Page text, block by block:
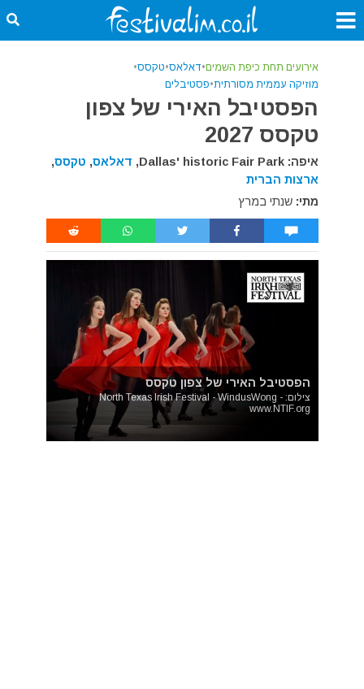
אירועים תחת כיפת השמים•דאלאס•טקסס•
מוזיקה עממית מסורתית•פסטיבלים
הפסטיבל האירי של צפון
טקסס 2027
איפה: Dallas' historic Fair Park, דאלאס, טקסס,
ארצות הברית
מתי:שנתי במרץ
הפסטיבל האירי של צפון טקסס
צילום: North Texas Irish Festival - WindusWong -
www.NTIF.org